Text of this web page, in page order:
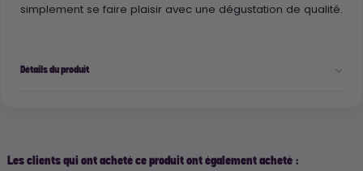
simplement se faire plaisir avec une dégustation de qualité.
Détails du produit
Les clients qui ont acheté ce produit ont également acheté :